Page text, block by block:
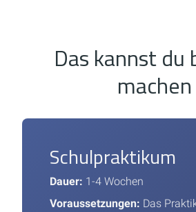
Das kannst du
machen
Schulpraktikum
Dauer: 1-4 Wochen
Voraussetzungen: Das